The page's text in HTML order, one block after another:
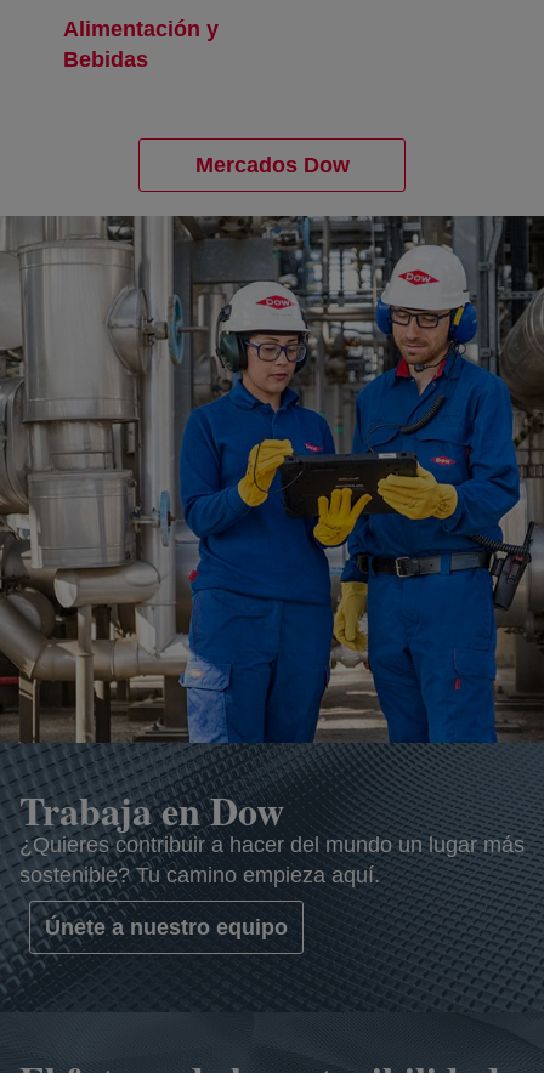
Alimentación y
Bebidas
Mercados Dow
Trabaja en Dow
¿Quieres contribuir a hacer del mundo un lugar más
sostenible? Tu camino empieza aquí.
Únete a nuestro equipo